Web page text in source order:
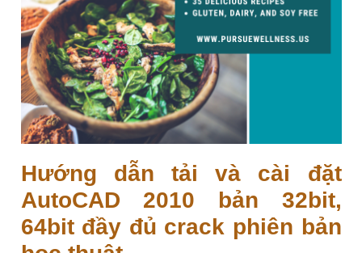
Hướng dẫn tải và cài đặt
AutoCAD 2010 bản 32bit,
64bit đầy đủ crack phiên bản